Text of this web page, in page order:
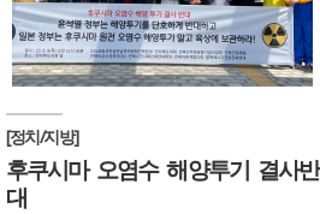
[정치/지방]
후쿠시마 오염수 해양투기 결사반
대